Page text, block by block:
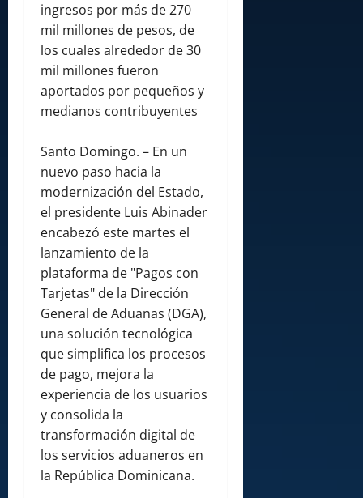
ingresos por más de 270
mil millones de pesos, de
los cuales alrededor de 30
mil millones fueron
aportados por pequeños y
medianos contribuyentes
Santo Domingo. – En un
nuevo paso hacia la
modernización del Estado,
el presidente Luis Abinader
encabezó este martes el
lanzamiento de la
plataforma de "Pagos con
Tarjetas" de la Dirección
General de Aduanas (DGA),
una solución tecnológica
que simplifica los procesos
de pago, mejora la
experiencia de los usuarios
y consolida la
transformación digital de
los servicios aduaneros en
la República Dominicana.